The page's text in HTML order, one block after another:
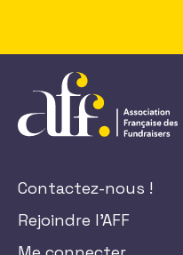
Contactez-nous !
Rejoindre l'AFF